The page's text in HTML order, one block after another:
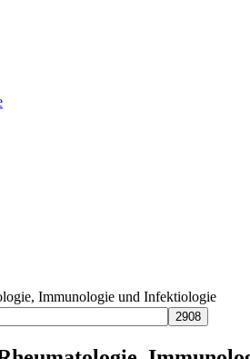
Immunologie und Infektiologie